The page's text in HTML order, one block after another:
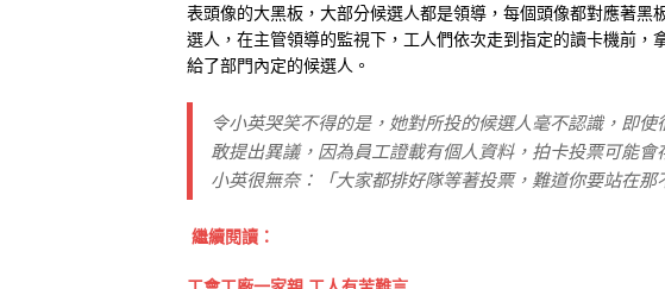
表頭像的大黑板，大部分候選人都是領導，每個頭像都對應著黑
選人，在主管領導的監視下，工人們依次走到指定的讀卡機前，
給了部門內定的候選人。
令小英哭笑不得的是，她對所投的候選人毫不認識，即
敢提出異議，因為員工證載有個人資料，拍卡投票可能
小英很無奈：「大家都排好隊等著投票，難道你要站在那
繼續閱讀：